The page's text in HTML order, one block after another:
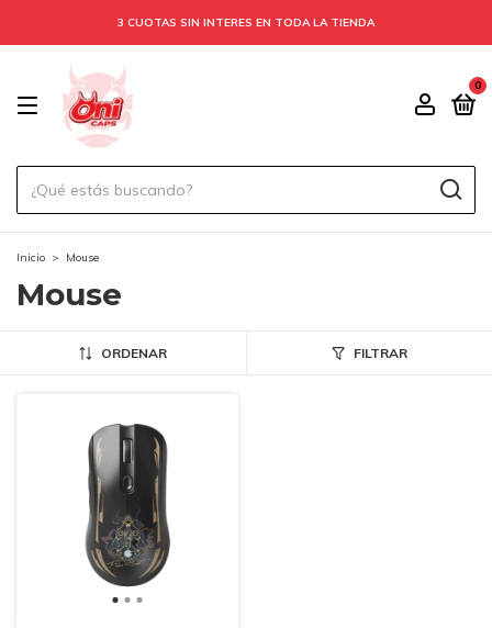
3 CUOTAS SIN INTERES EN TODA LA TIENDA
0
Inicio > Mouse
Mouse
ORDENAR FILTRAR